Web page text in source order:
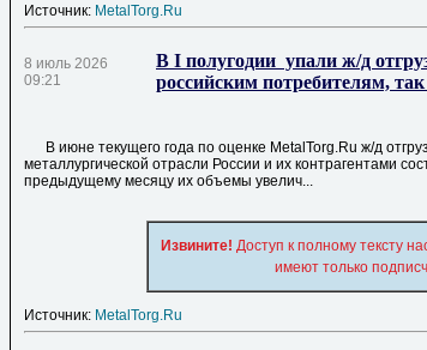
Источник: MetalTorg.Ru
8 июль 2026
09:21
В I полугодии упали ж/д
российским потребителям,
В июне текущего года по оценке MetalTorg.Ru ж/д
металлургической отрасли России и их контрагентами
предыдущему месяцу их объемы увелич...
Извините! Доступ к полному тексту
имеют только
Источник: MetalTorg.Ru